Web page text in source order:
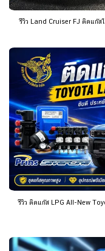
รีวิว Land Cruiser FJ ติดแก๊ส
รีวิว ติดแก๊ส LPG All-New